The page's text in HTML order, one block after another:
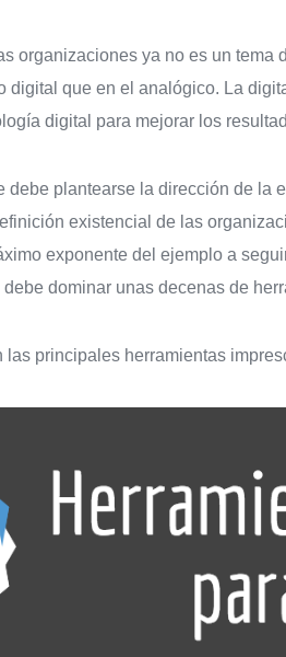
organizaciones ya no es un
digital que en el analógico. La
digital para mejorar los
debe plantearse la dirección de
existencial de las
exponente del ejemplo a
dominar unas decenas de
las principales herramientas